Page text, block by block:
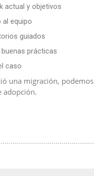
actual y objetivos
equipo
guiados
prácticas
caso
una migración, podemos
adopción.